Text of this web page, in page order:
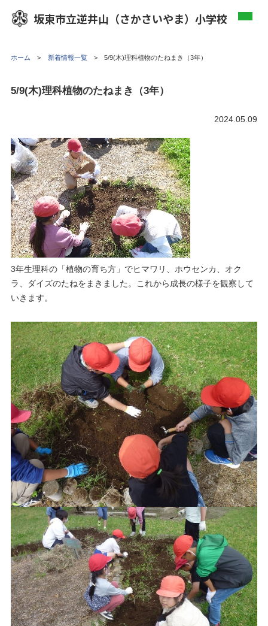
坂東市立逆井山（さかさいやま）小学校
ホーム 新着情報一覧 5/9(木)理科植物のたねまき（3年）
5/9(木)理科植物のたねまき（3年）
2024.05.09
3年生理科の「植物の育ち方」でヒマワリ、ホウセンカ、オク
ラ、ダイズのたねをまきました。これから成長の様子を観察して
いきます。